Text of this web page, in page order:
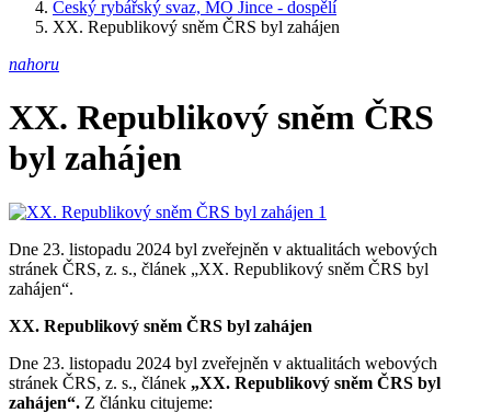
Český rybářský svaz, MO Jince - dospělí
XX. Republikový sněm ČRS byl zahájen
nahoru
XX. Republikový sněm ČRS
byl zahájen
Dne 23. listopadu 2024 byl zveřejněn v aktualitách webových
stránek ČRS, z. s., článek „XX. Republikový sněm ČRS byl
zahájen“.
XX. Republikový sněm ČRS byl zahájen
Dne 23. listopadu 2024 byl zveřejněn v aktualitách webových
stránek ČRS, z. s., článek „XX. Republikový sněm ČRS byl
zahájen“. Z článku citujeme: